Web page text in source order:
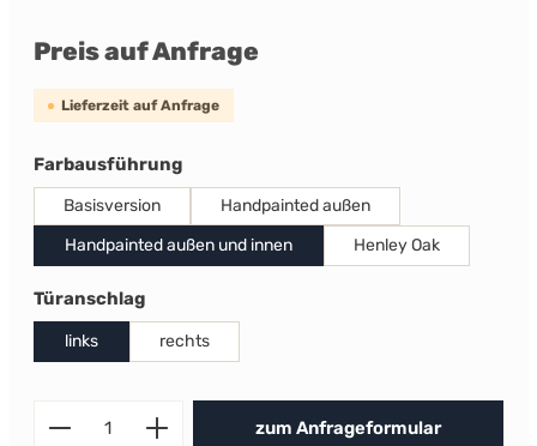
Preis auf Anfrage
Lieferzeit auf Anfrage
Farbausführungauswählen
Basisversion
Handpainted außen
Handpainted außen und innen
Henley Oak
Türanschlagauswählen
links rechts
Produkt Anzahl: Gib den
zum Anfrageformular